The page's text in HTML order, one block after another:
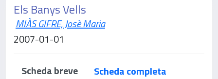
Els Banys Vells
MIÀS GIFRE, Josè Maria
2007-01-01
Scheda breve
Scheda completa